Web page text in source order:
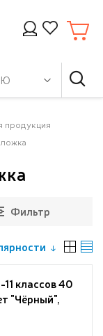
продукция
Фильтр
классов 40
"Чёрный",